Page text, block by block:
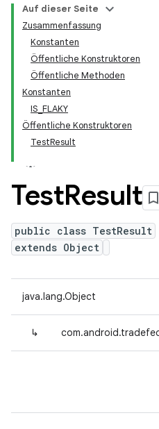
Auf dieser Seite
Zusammenfassung
Konstanten
Öffentliche Konstruktoren
Öffentliche Methoden
Konstanten
IS_FLAKY
Öffentliche Konstruktoren
TestResult
TestResult
public class TestResult
extends Object
java.lang.Object
↳